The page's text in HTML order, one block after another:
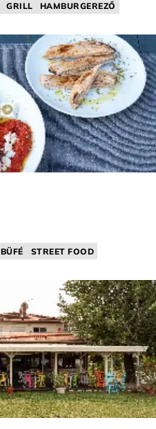
GRILL HAMBURGEREZŐ
BÜFÉ
STREET FOOD